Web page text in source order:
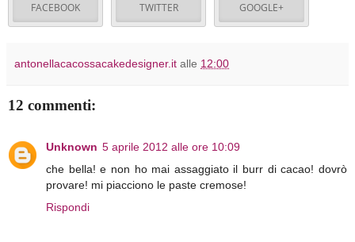
FACEBOOK TWITTER GOOGLE+
antonellacacossacakedesigner.it alle 12:00
12 commenti:
Unknown 5 aprile 2012 alle ore 10:09
che bella! e non ho mai assaggiato il burr di cacao! dovrò
provare! mi piacciono le paste cremose!
Rispondi